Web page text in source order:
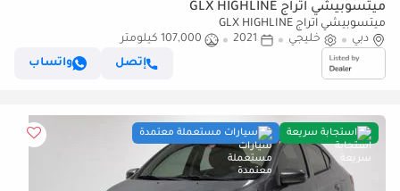
ميتسوبيشي اتراج GLX HIGHLINE
ميتسوبيشي اتراج GLX HIGHLINE
دبي
خليجي 2021
107,000 كيلومتر
إتصل
واتساب
استجابة سريعة سيارات مستعملة معتمدة